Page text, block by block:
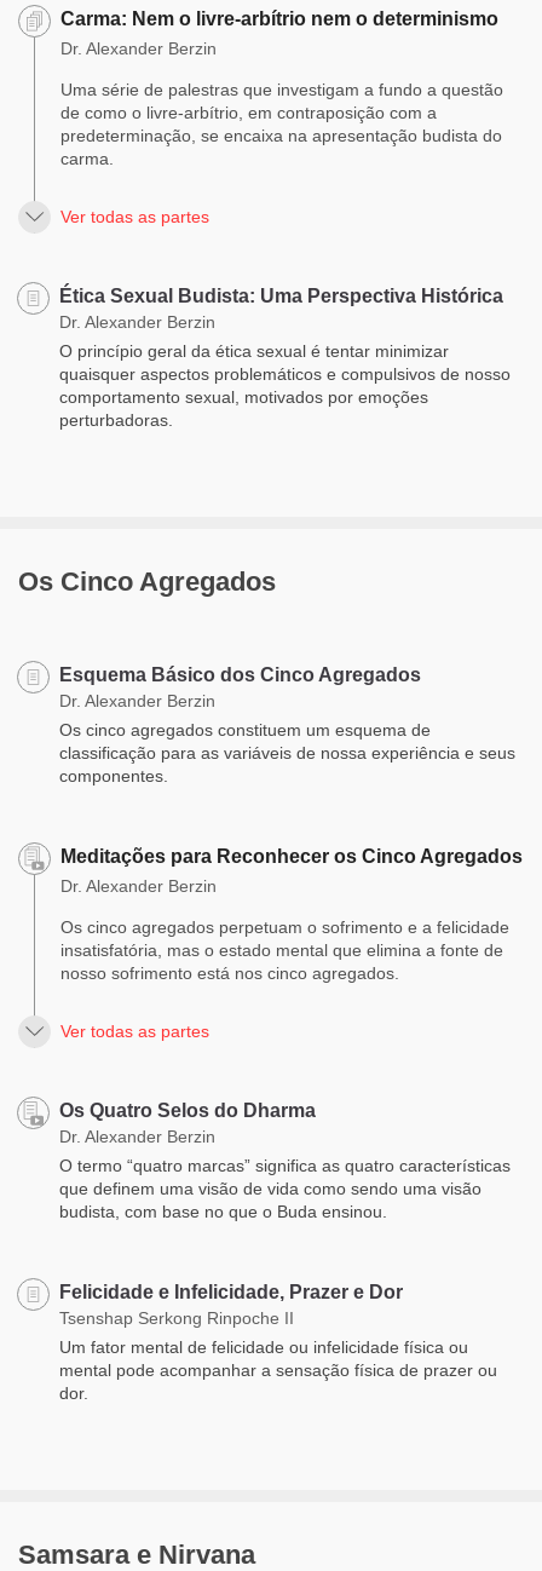
Carma: Nem o livre-arbítrio nem o determinismo
Dr. Alexander Berzin
Uma série de palestras que investigam a fundo a questão
de como o livre-arbítrio, em contraposição com a
predeterminação, se encaixa na apresentação budista do
carma.
Ver todas as partes
Ética Sexual Budista: Uma Perspectiva Histórica
Dr. Alexander Berzin
O princípio geral da ética sexual é tentar minimizar
quaisquer aspectos problemáticos e compulsivos de nosso
comportamento sexual, motivados por emoções
perturbadoras.
Os Cinco Agregados
Esquema Básico dos Cinco Agregados
Dr. Alexander Berzin
Os cinco agregados constituem um esquema de
classificação para as variáveis de nossa experiência e seus
componentes.
Meditações para Reconhecer os Cinco Agregados
Dr. Alexander Berzin
Os cinco agregados perpetuam o sofrimento e a felicidade
insatisfatória, mas o estado mental que elimina a fonte de
nosso sofrimento está nos cinco agregados.
Ver todas as partes
Os Quatro Selos do Dharma
Dr. Alexander Berzin
O termo “quatro marcas” significa as quatro características
que definem uma visão de vida como sendo uma visão
budista, com base no que o Buda ensinou.
Felicidade e Infelicidade, Prazer e Dor
Tsenshap Serkong Rinpoche II
Um fator mental de felicidade ou infelicidade física ou
mental pode acompanhar a sensação física de prazer ou
dor.
Samsara e Nirvana